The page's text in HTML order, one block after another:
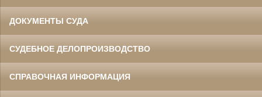
ДОКУМЕНТЫ СУДА
СУДЕБНОЕ ДЕЛОПРОИЗВОДСТВО
СПРАВОЧНАЯ ИНФОРМАЦИЯ